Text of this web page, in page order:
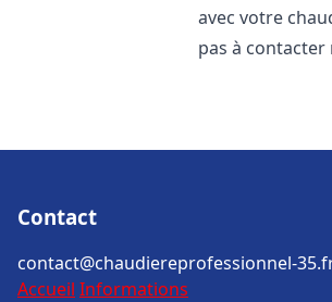
avec votre
pas à
Contact
contact@chaudiereprofessionnel-
Accueil Informations